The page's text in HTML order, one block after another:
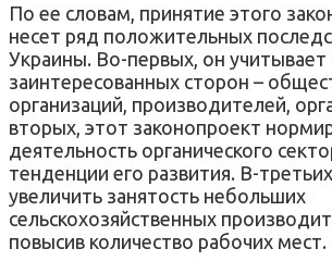
По ее словам, принятие этого
несет ряд положительных
Украины. Во-первых, он учитывает
заинтересованных сторон –
организаций, производителей,
вторых, этот законопроект
деятельность органического
тенденции его развития. В-
увеличить занятость небольших
сельскохозяйственных
повысив количество рабочих мест.